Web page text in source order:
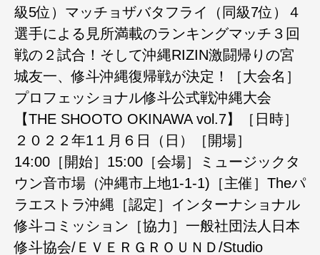
級5位）マッチョザバタフライ（同級7位）４
選手による見所満載のランキングマッチ３回
戦の２試合！そして沖縄RIZIN激闘帰りの宮
城友一、修斗沖縄復帰戦が決定！［大会名］
プロフェッショナル修斗公式戦沖縄大会
【THE SHOOTO OKINAWA vol.7】［日時］
２０２２年1１月６日（日）［開場］
14:00［開始］15:00［会場］ミュージックタ
ウン音市場（沖縄市上地1-1-1)［主催］Theパ
ラエストラ沖縄［認定］インターナショナル
修斗コミッション［協力］一般社団法人日本
修斗協会/ＥＶＥＲＧＲＯＵＮＤ/Studio